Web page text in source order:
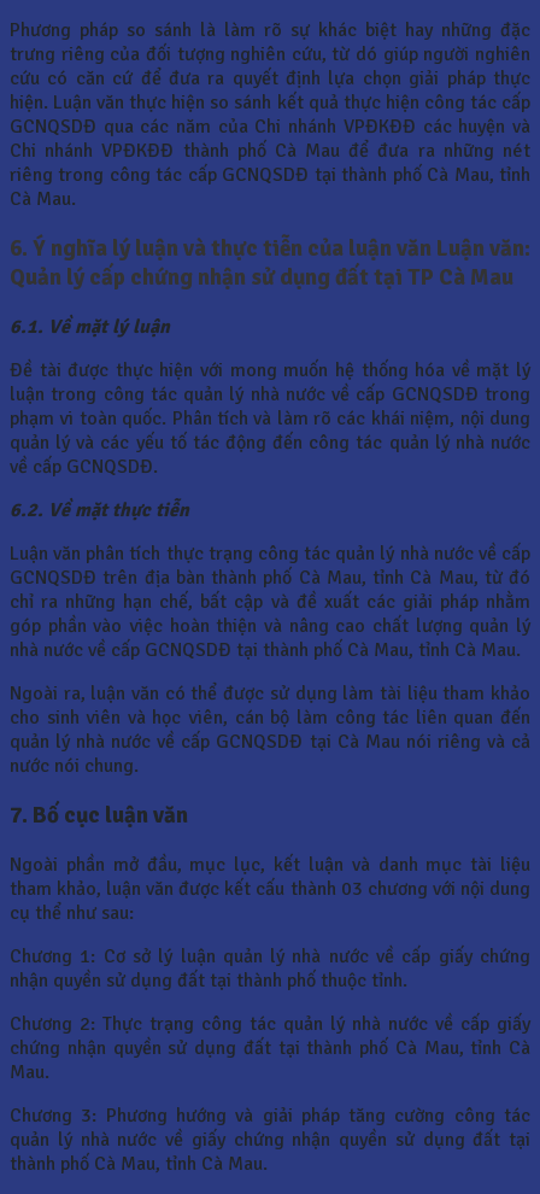
Phương pháp so sánh là làm rõ sự khác biệt hay những đặc
trưng riêng của đối tượng nghiên cứu, từ dó giúp người nghiên
cứu có căn cứ để đưa ra quyết định lựa chọn giải pháp thực
hiện. Luận văn thực hiện so sánh kết quả thực hiện công tác cấp
GCNQSDĐ qua các năm của Chi nhánh VPĐKĐĐ các huyện và
Chi nhánh VPĐKĐĐ thành phố Cà Mau để đưa ra những nét
riêng trong công tác cấp GCNQSDĐ tại thành phố Cà Mau, tỉnh
Cà Mau.
6. Ý nghĩa lý luận và thực tiễn của luận văn Luận văn:
Quản lý cấp chứng nhận sử dụng đất tại TP Cà Mau
6.1. Về mặt lý luận
Đề tài được thực hiện với mong muốn hệ thống hóa về mặt lý
luận trong công tác quản lý nhà nước về cấp GCNQSDĐ trong
phạm vi toàn quốc. Phân tích và làm rõ các khái niệm, nội dung
quản lý và các yếu tố tác động đến công tác quản lý nhà nước
về cấp GCNQSDĐ.
6.2. Về mặt thực tiễn
Luận văn phân tích thực trạng công tác quản lý nhà nước về cấp
GCNQSDĐ trên địa bàn thành phố Cà Mau, tỉnh Cà Mau, từ đó
chỉ ra những hạn chế, bất cập và đề xuất các giải pháp nhằm
góp phần vào việc hoàn thiện và nâng cao chất lượng quản lý
nhà nước về cấp GCNQSDĐ tại thành phố Cà Mau, tỉnh Cà Mau.
Ngoài ra, luận văn có thể được sử dụng làm tài liệu tham khảo
cho sinh viên và học viên, cán bộ làm công tác liên quan đến
quản lý nhà nước về cấp GCNQSDĐ tại Cà Mau nói riêng và cả
nước nói chung.
7. Bố cục luận văn
Ngoài phần mở đầu, mục lục, kết luận và danh mục tài liệu
tham khảo, luận văn được kết cấu thành 03 chương với nội dung
cụ thể như sau:
Chương 1: Cơ sở lý luận quản lý nhà nước về cấp giấy chứng
nhận quyền sử dụng đất tại thành phố thuộc tỉnh.
Chương 2: Thực trạng công tác quản lý nhà nước về cấp giấy
chứng nhận quyền sử dụng đất tại thành phố Cà Mau, tỉnh Cà
Mau.
Chương 3: Phương hướng và giải pháp tăng cường công tác
quản lý nhà nước về giấy chứng nhận quyền sử dụng đất tại
thành phố Cà Mau, tỉnh Cà Mau.